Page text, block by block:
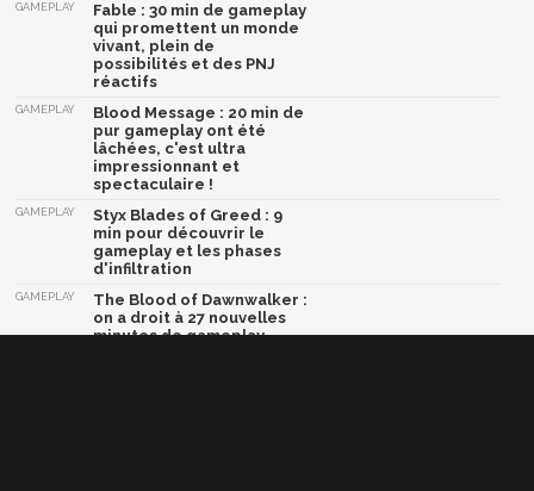
GAMEPLAY
Fable : 30 min de gameplay
qui promettent un monde
vivant, plein de
possibilités et des PNJ
réactifs
GAMEPLAY
Blood Message : 20 min de
pur gameplay ont été
lâchées, c'est ultra
impressionnant et
spectaculaire !
GAMEPLAY
Styx Blades of Greed : 9
min pour découvrir le
gameplay et les phases
d'infiltration
GAMEPLAY
The Blood of Dawnwalker :
on a droit à 27 nouvelles
minutes de gameplay